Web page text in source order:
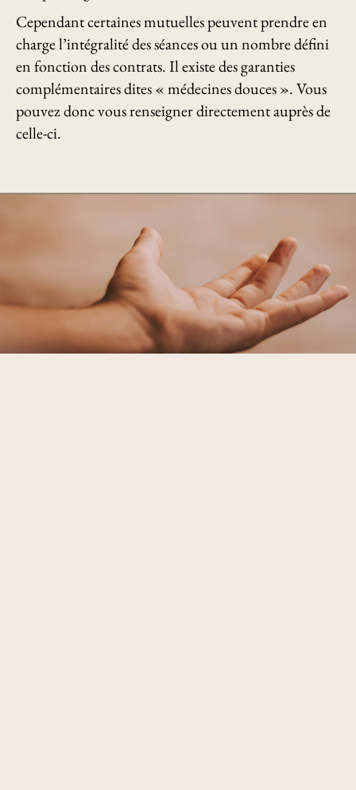
Cependant certaines mutuelles peuvent prendre en
charge l’intégralité des séances ou un nombre défini
en fonction des contrats. Il existe des garanties
complémentaires dites « médecines douces ». Vous
pouvez donc vous renseigner directement auprès de
celle-ci.